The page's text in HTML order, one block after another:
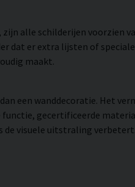
alle schilderijen voorzien
dat er extra lijsten of
maakt.
een wanddecoratie. Het
gecertificeerde
de visuele uitstraling verbetert.